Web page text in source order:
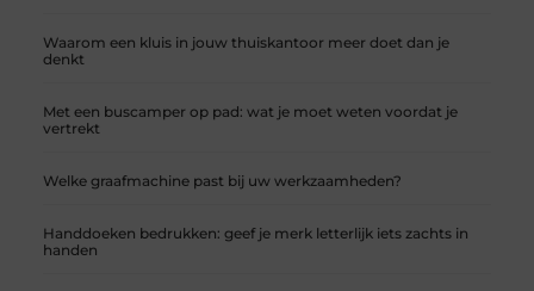
Waarom een kluis in jouw thuiskantoor meer doet dan je
denkt
Met een buscamper op pad: wat je moet weten voordat je
vertrekt
Welke graafmachine past bij uw werkzaamheden?
Handdoeken bedrukken: geef je merk letterlijk iets zachts in
handen